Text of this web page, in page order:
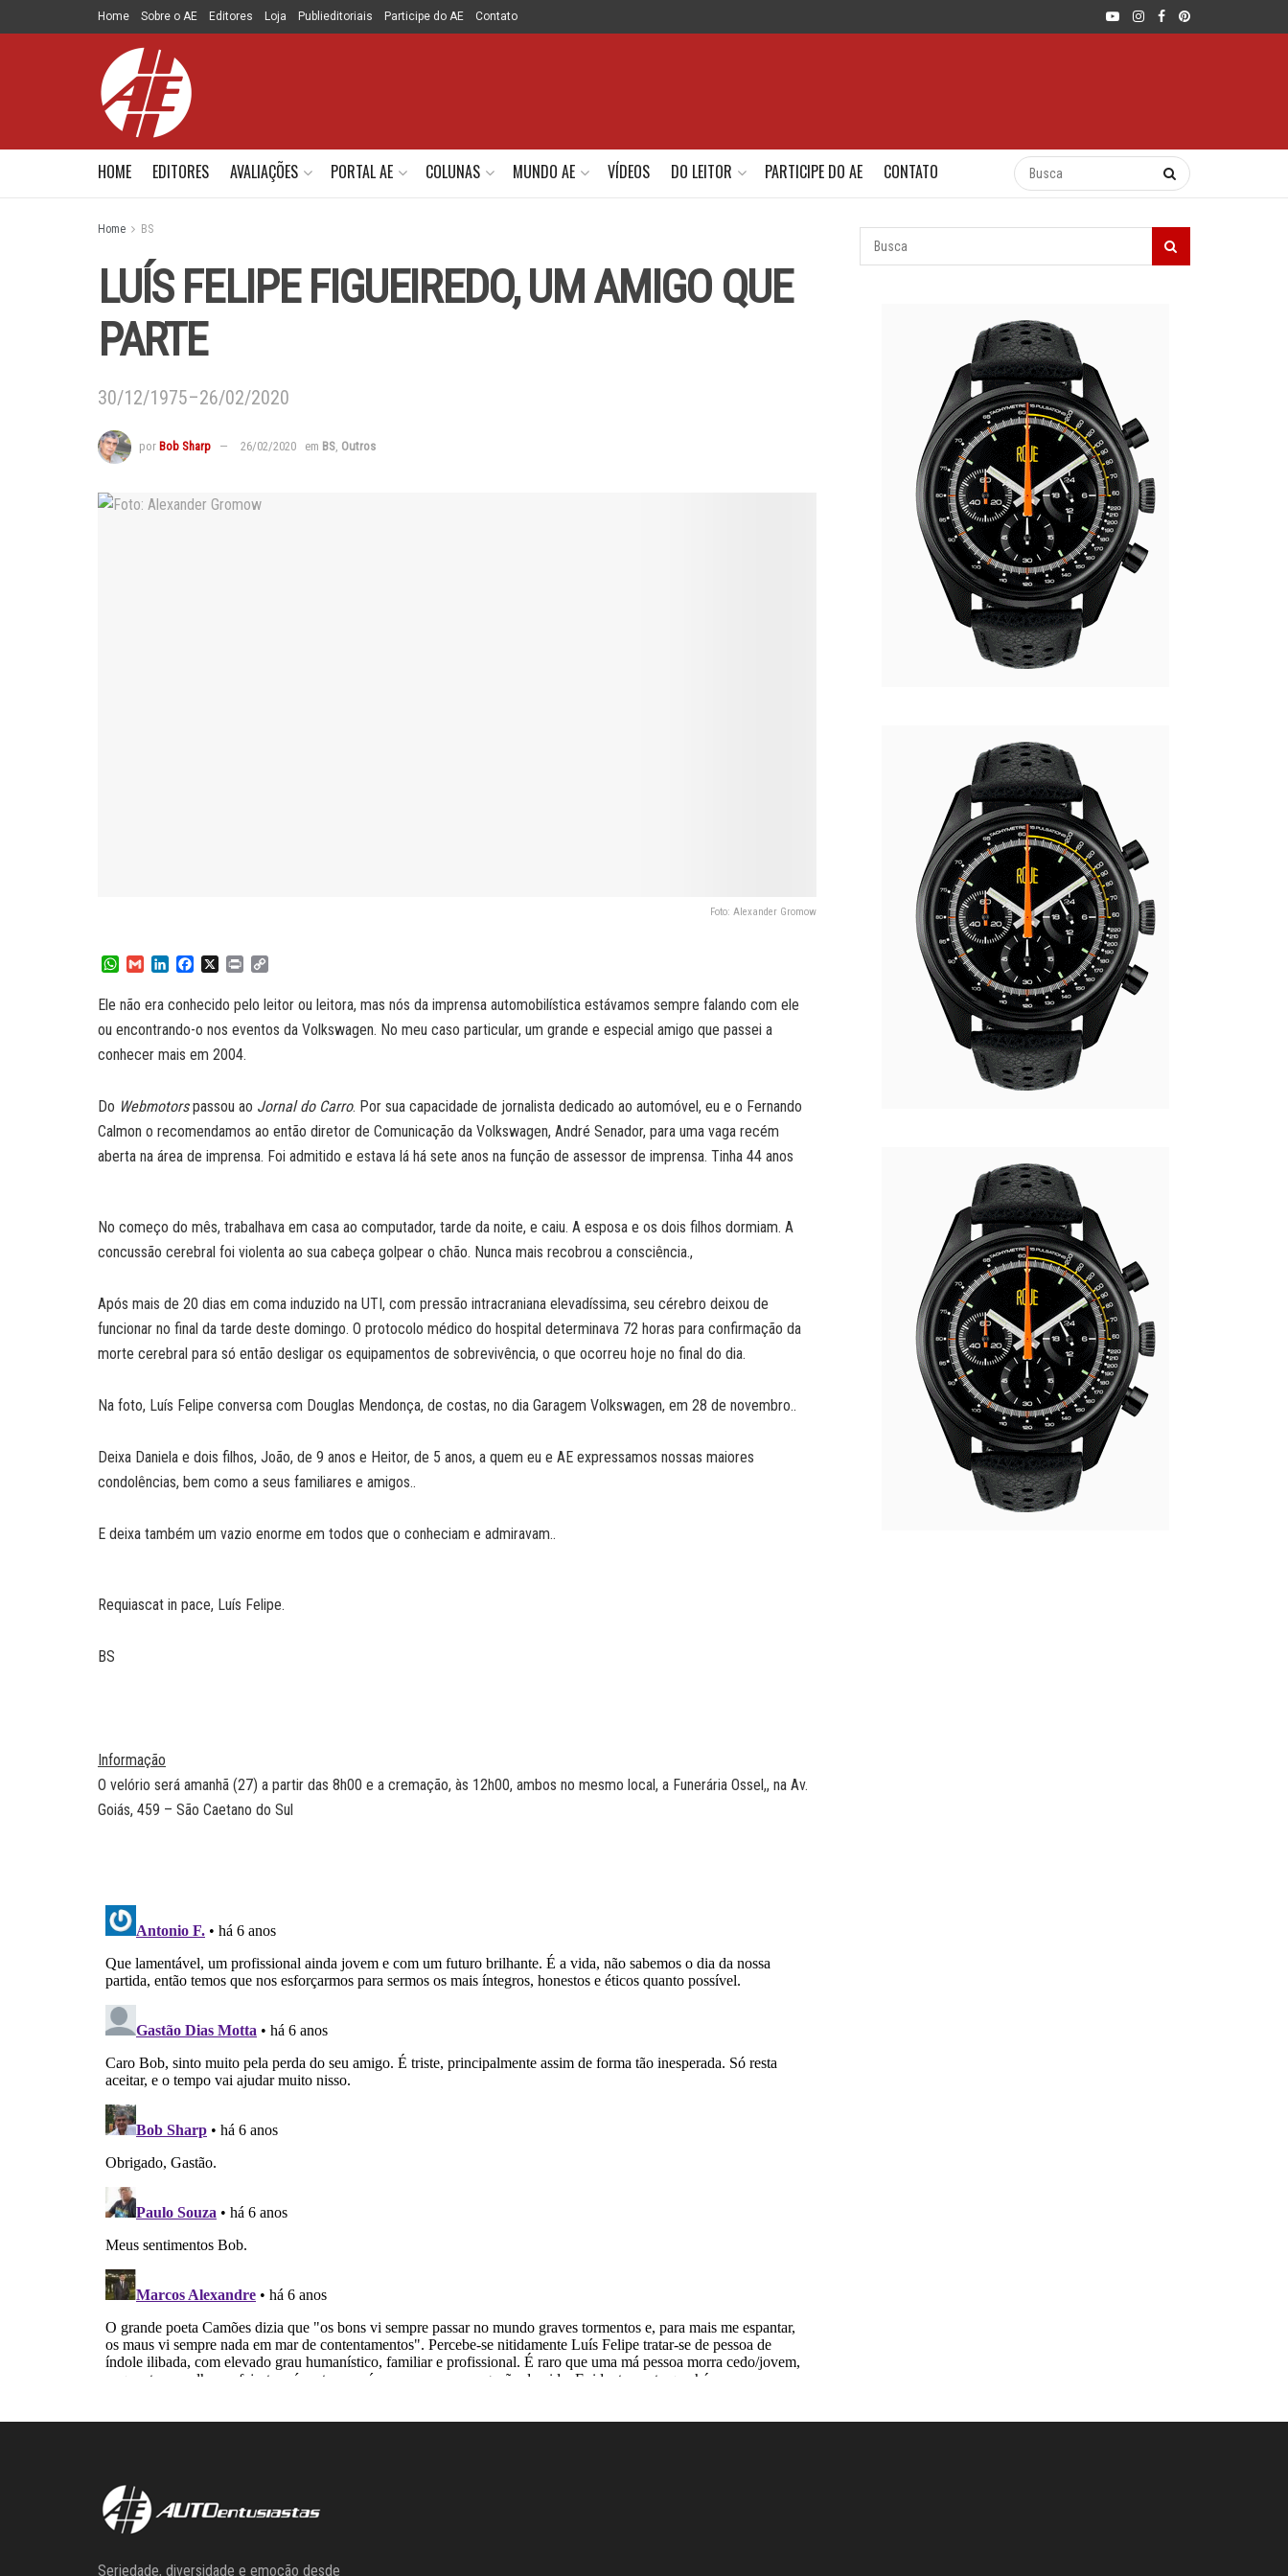
Home Sobre o AE Editores Loja Publieditoriais Participe do AE Contato
HOME EDITORES AVALIAÇÕES PORTAL AE COLUNAS MUNDO AE VÍDEOS DO LEITOR PARTICIPE DO AE CONTATO
Home BS
LUÍS FELIPE FIGUEIREDO, UM AMIGO QUE
PARTE
30/12/1975–26/02/2020
por Bob Sharp 26/02/2020 em BS, Outros
Foto: Alexander Gromow
W
a
t
s
A
G
a
i
l
n
k
e
d
c
e
b
o
X
P
i
n
t
p
y
L
Ele não era conhecido pelo leitor ou leitora, mas nós da imprensa automobilística estávamos sempre falando com ele
ou encontrando-o nos eventos da Volkswagen. No meu caso particular, um grande e especial amigo que passei a
conhecer mais em 2004.
Do Webmotorspassou ao Jornal do Carro. Por sua capacidade de jornalista dedicado ao automóvel, eu e o Fernando
Calmon o recomendamos ao então diretor de Comunicação da Volkswagen, André Senador, para uma vaga recém
aberta na área de imprensa. Foi admitido e estava lá há sete anos na função de assessor de imprensa. Tinha 44 anos
No começo do mês, trabalhava em casa ao computador, tarde da noite, e caiu. A esposa e os dois filhos dormiam. A
concussão cerebral foi violenta ao sua cabeça golpear o chão. Nunca mais recobrou a consciência.,
Após mais de 20 dias em coma induzido na UTI, com pressão intracraniana elevadíssima, seu cérebro deixou de
funcionar no final da tarde deste domingo. O protocolo médico do hospital determinava 72 horas para confirmação da
morte cerebral para só então desligar os equipamentos de sobrevivência, o que ocorreu hoje no final do dia.
Na foto, Luís Felipe conversa com Douglas Mendonça, de costas, no dia Garagem Volkswagen, em 28 de novembro..
Deixa Daniela e dois filhos, João, de 9 anos e Heitor, de 5 anos, a quem eu e AE expressamos nossas maiores
condolências, bem como a seus familiares e amigos..
E deixa também um vazio enorme em todos que o conheciam e admiravam..
Requiascat in pace, Luís Felipe.
BS
Informação
O velório será amanhã (27) a partir das 8h00 e a cremação, às 12h00, ambos no mesmo local, a Funerária Ossel,, na Av.
Goiás, 459 – São Caetano do Sul
Seriedade, diversidade e emoção desde